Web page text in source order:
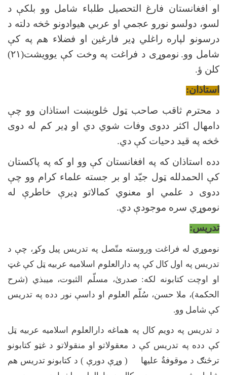
او افغانستان فارغ التحصیل طلباء شامل وو بلکې د
لسو، دولسو نورو عجمي او عربي هیوادونو څخه دلته د
درسونو لپاره راغلي ډیر فارغین او فضلاء هم په کې
شامل وو. نوموړی د فراغت په وخت کې یوویشت(۲۱)
کلن ؤ.
استاذان:
د محترم ثاقب صاحب ټول څلوېښت استاذان وو چې
دامهال اکثر ددوی وفات شوي دي او ډير کم له دوی
څخه په قید دحیات کې دي.
دده استاذان که په افغانستان کې وو او که په پاکستان
کې الحمدلله ټول جیّد او بر جسته علماء کرام وو چې
ددوی د علمي او معنوي کمالاتو ډیرې خاطرې له
نوموړي سره موجودې دي.
تدریس:
نوموړي له فراغت وروسته متّصل په تدریس پيل وکړ، چې د
تدریس په اول کال کې په دارالعلوم اسلامیه عربیه ټل کې غټ
او اوچت کتابونه لکه: صدریٰ، مسلّم الثبوت، میبذي (شرح
الحکمة)، ملا حسن، سُلّم العلوم او داسې نور دده په تدریس
کې شامل وو.
د تدریس په دویم کال په هماغه دارالعلوم اسلامیه عربیه ټل
کې دده په تدریس کې د معقولاتو او منقولاتو د غټو کتابونو
ترڅنګ د موقوفةٌ علیها ( وړې دورې ) د کتابونو تدریس هم